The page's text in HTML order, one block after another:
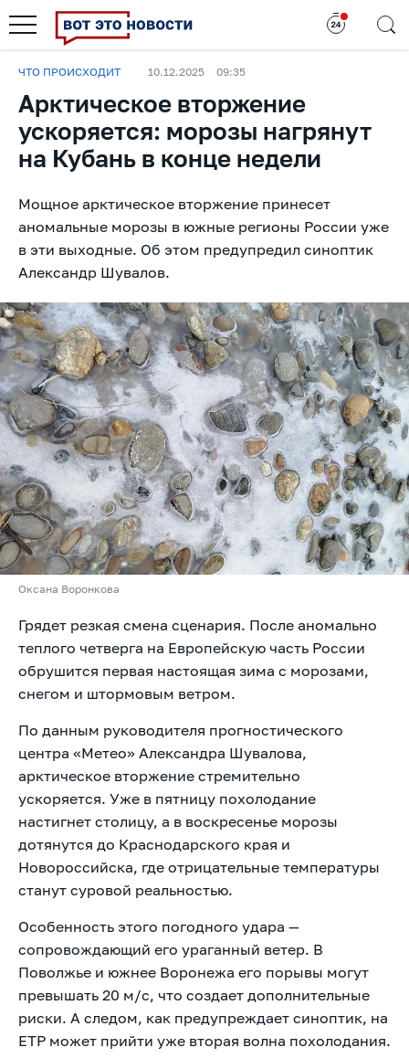
ЧТО ПРОИСХОДИТ 10.12.2025 09:35
Арктическое вторжение
ускоряется: морозы нагрянут
на Кубань в конце недели
Мощное арктическое вторжение принесет
аномальные морозы в южные регионы России уже
в эти выходные. Об этом предупредил синоптик
Александр Шувалов.
Оксана Воронкова
Грядет резкая смена сценария. После аномально
теплого четверга на Европейскую часть России
обрушится первая настоящая зима с морозами,
снегом и штормовым ветром.
По данным руководителя прогностического
центра «Метео» Александра Шувалова,
арктическое вторжение стремительно
ускоряется. Уже в пятницу похолодание
настигнет столицу, а в воскресенье морозы
дотянутся до Краснодарского края и
Новороссийска, где отрицательные температуры
станут суровой реальностью.
Особенность этого погодного удара —
сопровождающий его ураганный ветер. В
Поволжье и южнее Воронежа его порывы могут
превышать 20 м/с, что создает дополнительные
риски. А следом, как предупреждает синоптик, на
ЕТР может прийти уже вторая волна похолодания.